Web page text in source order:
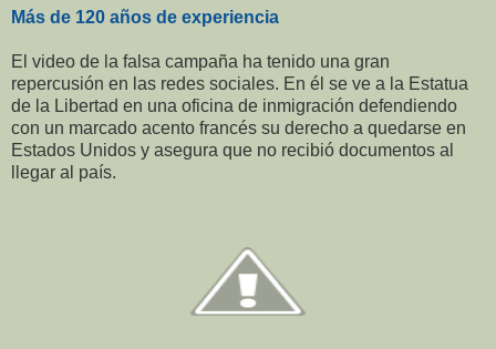
Más de 120 años de experiencia
El video de la falsa campaña ha tenido una gran
repercusión en las redes sociales. En él se ve a la Estatua
de la Libertad en una oficina de inmigración defendiendo
con un marcado acento francés su derecho a quedarse en
Estados Unidos y asegura que no recibió documentos al
llegar al país.